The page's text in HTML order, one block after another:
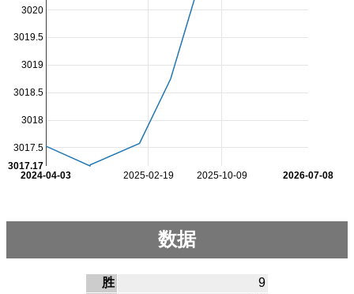
2025-02-19 2025-10-09
2024-04-03 2026-07-08
3017.5
3018
3018.5
3019
3019.5
3020
3017.17
数据
胜
9